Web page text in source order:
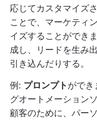
応じてカスタマイズ
ことで、マーケティ
イズすることができ
成し、リードを生み
引き込んだりする。
例: プロンプトができ
グオートメーション
顧客のために、パー